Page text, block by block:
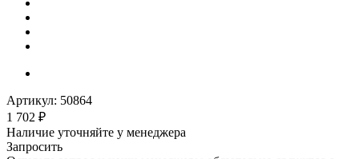
Артикул: 50864
1 702 ₽
Наличие уточняйте у менеджера
Запросить